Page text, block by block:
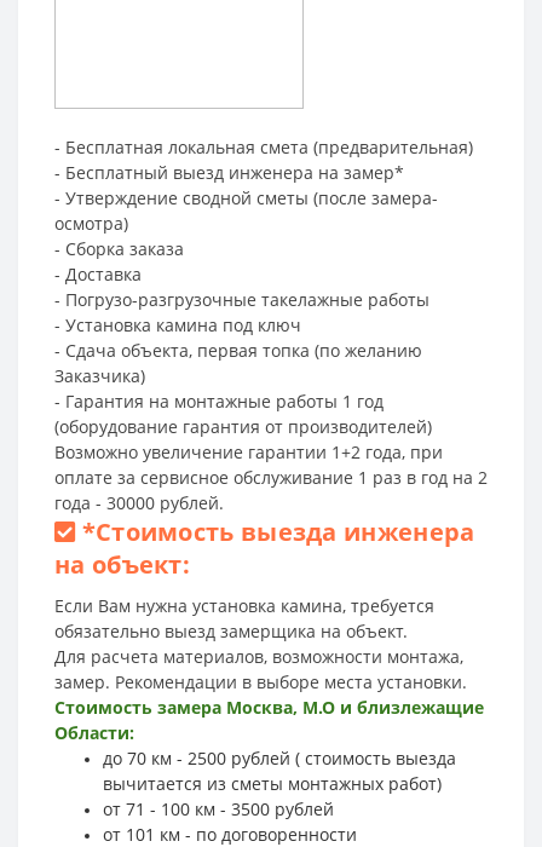
- Бесплатная локальная смета (предварительная)
- Бесплатный выезд инженера на замер*
- Утверждение сводной сметы (после замера-
осмотра)
- Сборка заказа
- Доставка
- Погрузо-разгрузочные такелажные работы
- Установка камина под ключ
- Сдача объекта, первая топка (по желанию
Заказчика)
- Гарантия на монтажные работы 1 год
(оборудование гарантия от производителей)
Возможно увеличение гарантии 1+2 года, при
оплате за сервисное обслуживание 1 раз в год на 2
года - 30000 рублей.
*Стоимость выезда инженера
на объект:
Если Вам нужна установка камина, требуется
обязательно выезд замерщика на объект.
Для расчета материалов, возможности монтажа,
замер. Рекомендации в выборе места установки.
Стоимость замера Москва, М.О и близлежащие
Области:
до 70 км - 2500 рублей ( стоимость выезда
вычитается из сметы монтажных работ)
от 71 - 100 км - 3500 рублей
от 101 км - по договоренности